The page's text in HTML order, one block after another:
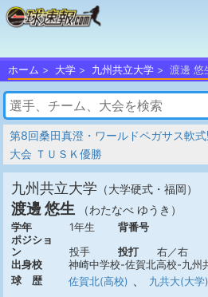
ホーム 大学 九州共立大学 渡邊 悠
第8回桑田真澄・ワールドペガサス軟
大会 ＴＵＳＫ優勝
九州共立大学 （大学硬式・福岡）
渡邊 悠生 （わたなべ ゆうき）
学年 1年生
背番号
ポジショ
ン
投手 投打
右／右
出身校
神崎中学校-佐賀北高校-九州
球 歴
佐賀北(高校) 、 九共大(大学)